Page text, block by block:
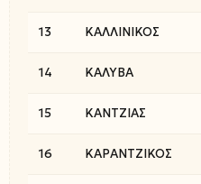
13 ΚΑΛΛΙΝΙΚΟΣ
14 ΚΑΛΥΒΑ
15 ΚΑΝΤΖΙΑΣ
16 ΚΑΡΑΝΤΖΙΚΟΣ